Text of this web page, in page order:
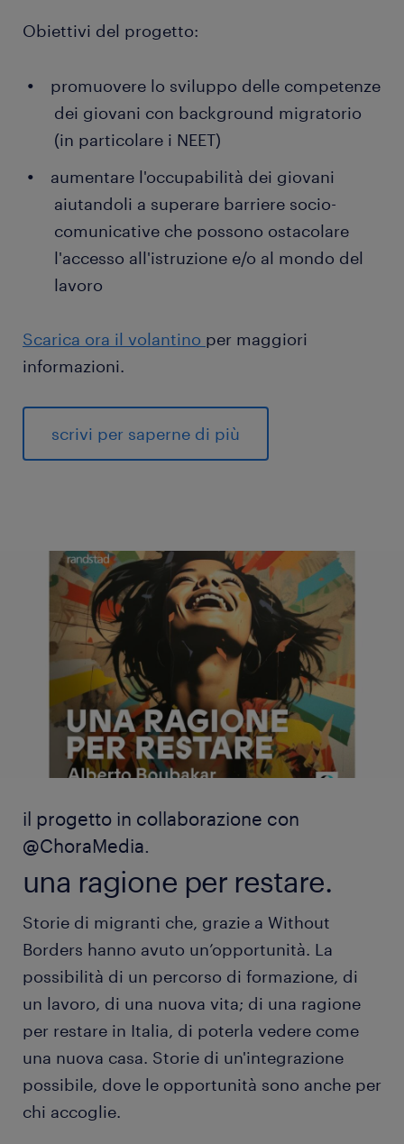
Obiettivi del progetto:
promuovere lo sviluppo delle competenze
dei giovani con background migratorio
(in particolare i NEET)
aumentare l'occupabilità dei giovani
aiutandoli a superare barriere socio-
comunicative che possono ostacolare
l'accesso all'istruzione e/o al mondo del
lavoro
Scarica ora il volantino per maggiori
informazioni.
scrivi per saperne di più
il progetto in collaborazione con
@ChoraMedia.
una ragione per restare.
Storie di migranti che, grazie a Without
Borders hanno avuto un’opportunità. La
possibilità di un percorso di formazione, di
un lavoro, di una nuova vita; di una ragione
per restare in Italia, di poterla vedere come
una nuova casa. Storie di un'integrazione
possibile, dove le opportunità sono anche per
chi accoglie.